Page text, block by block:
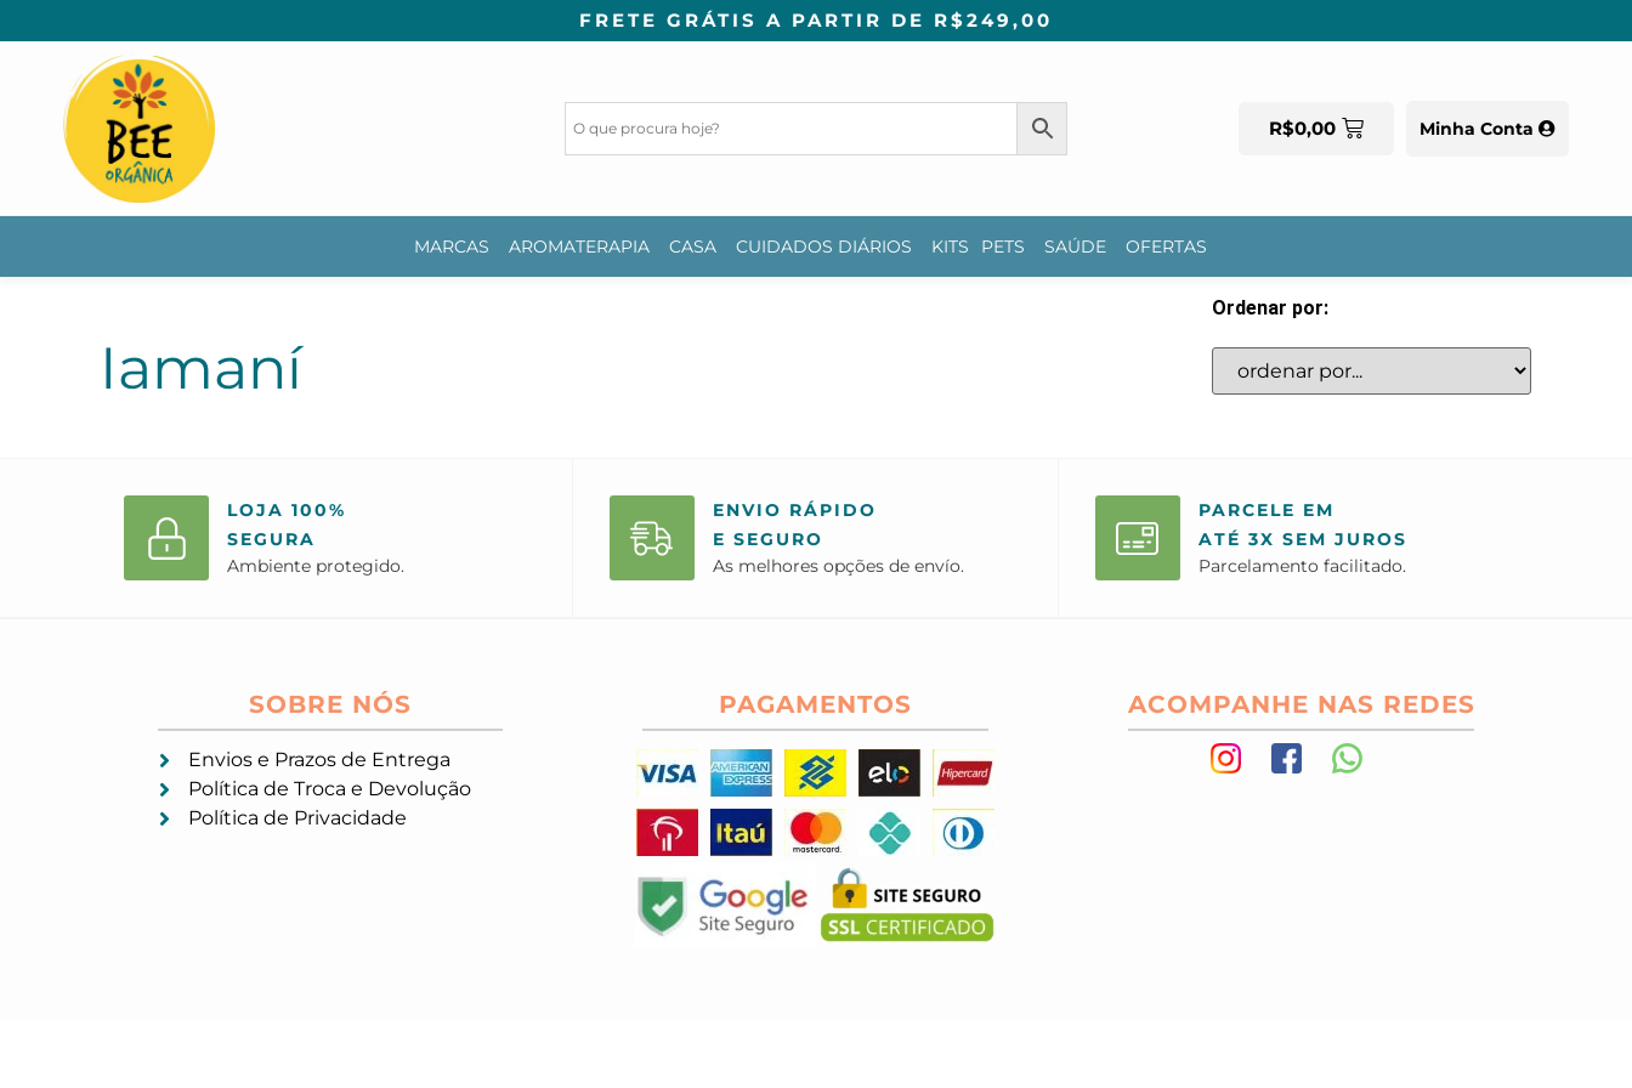
FRETE GRÁTIS A PARTIR DE R$249,00
R$0,00 Minha Conta
MARCAS AROMATERAPIA CASA CUIDADOS DIÁRIOS KITS PETS SAÚDE OFERTAS
Iamaní
Ordenar por:
LOJA 100%
SEGURA
Ambiente protegido.
ENVIO RÁPIDO
E SEGURO
As melhores opções de envío.
PARCELE EM
ATÉ 3X SEM JUROS
Parcelamento facilitado.
SOBRE NÓS
Envios e Prazos de Entrega
Política de Troca e Devolução
Política de Privacidade
PAGAMENTOS ACOMPANHE NAS REDES